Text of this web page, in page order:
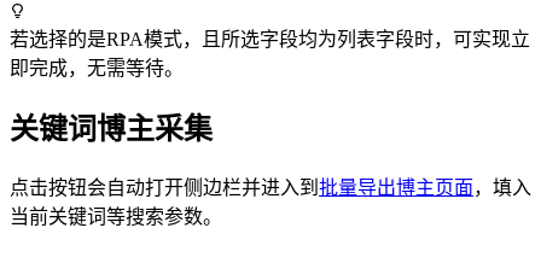
若选择的是RPA模式，且所选字段均为列表字段时，可实现立
即完成，无需等待。
关键词博主采集
点击按钮会自动打开侧边栏并进入到 批量导出博主页面，填入
当前关键词等搜索参数。